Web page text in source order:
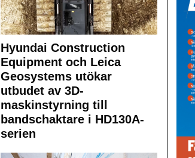
Hyundai Construction
Equipment och Leica
Geosystems utökar
utbudet av 3D-
maskinstyrning till
bandschaktare i HD130A-
serien